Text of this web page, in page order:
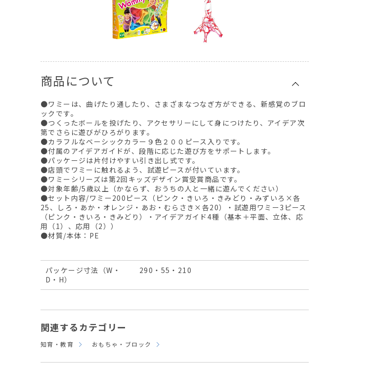
商品について
●ワミーは、曲げたり通したり、さまざまなつなぎ方ができる、新感覚のブロ
ックです。
●つくったボールを投げたり、アクセサリーにして身につけたり、アイデア次
第でさらに遊びがひろがります。
●カラフルなベーシックカラー９色２００ピース入りです。
●付属のアイデアガイドが、段階に応じた遊び方をサポートします。
●パッケージは片付けやすい引き出し式です。
●店頭でワミーに触れるよう、試遊ピースが付いています。
●ワミーシリーズは第2回キッズデザイン賞受賞商品です。
●対象年齢/5歳以上（かならず、おうちの人と一緒に遊んでください）
●セット内容/ワミー200ピース（ピンク・きいろ・きみどり・みずいろ×各
25、しろ・あか・オレンジ・あお・むらさき×各20）・試遊用ワミー3ピース
（ピンク・きいろ・きみどり）・アイデアガイド4種（基本＋平面、立体、応
用（1）、応用（2））
●材質/本体：PE
パッケージ寸法（W・
D・H）
290・55・210
関連するカテゴリー
知育・教育 おもちゃ・ブロック